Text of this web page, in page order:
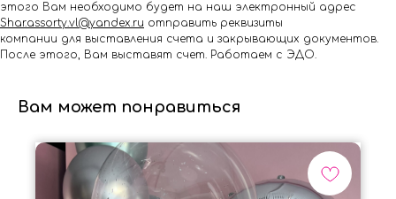
этого Вам необходимо будет на наш электронный адрес
Shar.assorty.vl@yandex.ru отправить реквизиты
компании для выставления счета и закрывающих документов.
После этого, Вам выставят счет. Работаем с ЭДО.
Вам может понравиться